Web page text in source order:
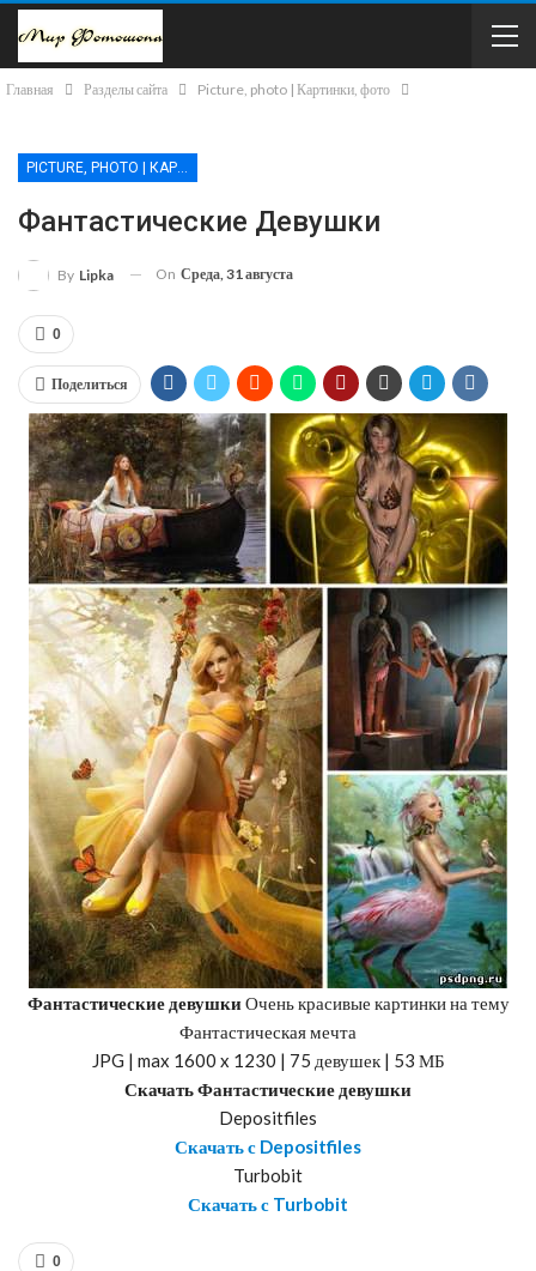
Главная Разделы сайта Picture, photo | Картинки, фото
Фантастические Девушки
By Lipka On Среда, 31 августа
0
Поделиться
Фантастические девушкиОчень красивые картинки на тему
Фантастическая мечта
JPG | max 1600 x 1230 | 75 девушек | 53 МБ
Скачать Фантастические девушки
Depositfiles
Скачать с Depositfiles
Turbobit
Скачать с Turbobit
0